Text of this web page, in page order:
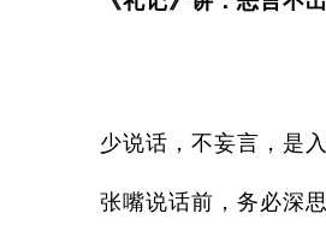
少说话，不妄言，是
张嘴说话前，务必深